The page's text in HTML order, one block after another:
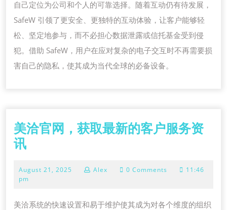
自己定位为公司和个人的可靠选择。随着互动仍有待发展，
SafeW 引领了更安全、更独特的互动体验，让客户能够轻
松、坚定地参与，而不必担心数据泄露或信托基金受到侵
犯。借助 SafeW，用户在应对复杂的电子交互时不再需要损
害自己的隐私，使其成为当代全球的必备设备。
美洽官网，获取最新的客户服务资
讯美
官
获
August 21, 2025 AugustAlex 0 Comments
11:46
pm
美洽系统的快速设置和易于维护使其成为对各个维度的组织